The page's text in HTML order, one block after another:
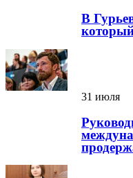
В
31 июля